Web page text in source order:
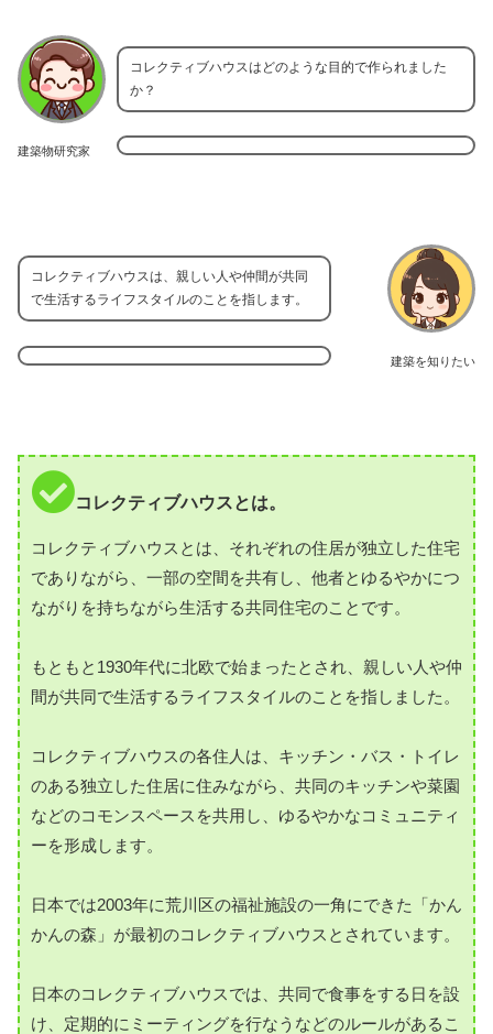
建築物研究家
コレクティブハウスはどのような目的で作られました
か？
建築を知りたい
コレクティブハウスは、親しい人や仲間が共同
で生活するライフスタイルのことを指します。
コレクティブハウスとは。
コレクティブハウスとは、それぞれの住居が独立した住宅
でありながら、一部の空間を共有し、他者とゆるやかにつ
ながりを持ちながら生活する共同住宅のことです。
もともと1930年代に北欧で始まったとされ、親しい人や仲
間が共同で生活するライフスタイルのことを指しました。
コレクティブハウスの各住人は、キッチン・バス・トイレ
のある独立した住居に住みながら、共同のキッチンや菜園
などのコモンスペースを共用し、ゆるやかなコミュニティ
ーを形成します。
日本では2003年に荒川区の福祉施設の一角にできた「かん
かんの森」が最初のコレクティブハウスとされています。
日本のコレクティブハウスでは、共同で食事をする日を設
け、定期的にミーティングを行なうなどのルールがあるこ